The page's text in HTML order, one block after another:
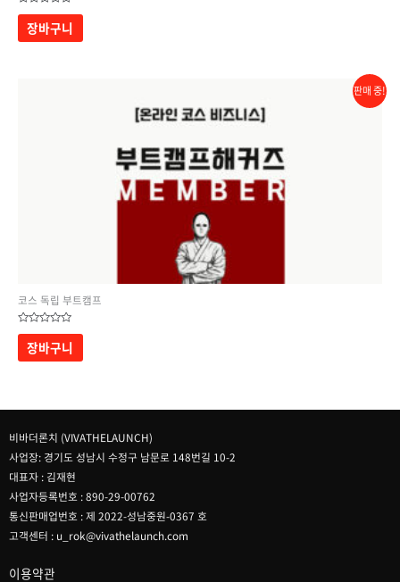
5
중에서
로
장바구니
판매 중!
코스 독립 부트캠프
5
중에서
로
장바구니
비바더론치 (VIVATHELAUNCH)
사업장: 경기도 성남시 수정구 남문로 148번길 10-2
대표자 : 김재현
사업자등록번호 : 890-29-00762
통신판매업번호 : 제 2022-성남중원-0367 호
고객센터 : u_rok@vivathelaunch.com
이용약관